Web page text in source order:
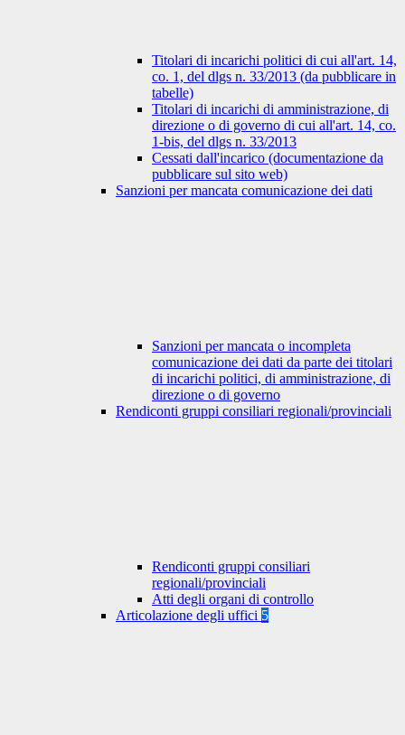
Titolari di incarichi politici di cui all'art. 14,
co. 1, del dlgs n. 33/2013 (da pubblicare in
tabelle)
Titolari di incarichi di amministrazione, di
direzione o di governo di cui all'art. 14, co.
1-bis, del dlgs n. 33/2013
Cessati dall'incarico (documentazione da
pubblicare sul sito web)
Sanzioni per mancata comunicazione dei dati
Sanzioni per mancata o incompleta
comunicazione dei dati da parte dei titolari
di incarichi politici, di amministrazione, di
direzione o di governo
Rendiconti gruppi consiliari regionali/provinciali
Rendiconti gruppi consiliari
regionali/provinciali
Atti degli organi di controllo
Articolazione degli uffici 5